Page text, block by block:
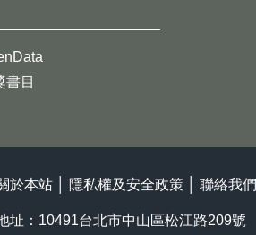
書目
於本站 隱私權及安全政策 聯絡我們
址：10491台北市中山區松江路209號